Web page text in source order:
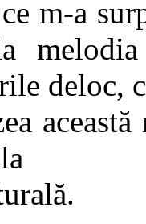
m-a
deloc,